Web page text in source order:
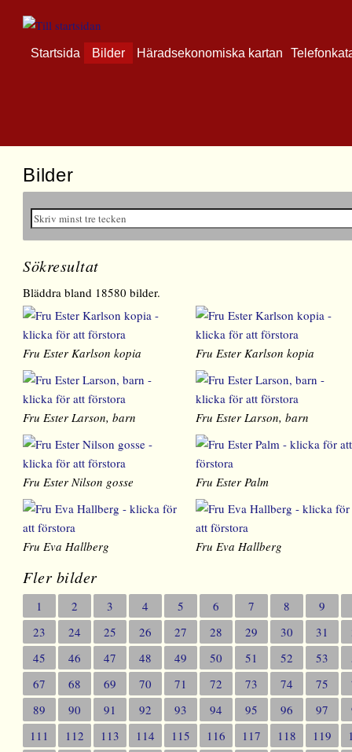
Startsida Bilder Häradsekonomiska kartan
Bilder
Sökresultat
Bläddra bland 18580 bilder.
Fru Ester Karlson kopia Fru Ester Karlson kopia
Fru Ester Larson, barn Fru Ester Larson, barn
Fru Ester Nilson gosse Fru Ester Palm
Fru Eva Hallberg Fru Eva Hallberg
Fler bilder
1 2 3 4 5 6 7 8 9
23
24 25 26 27 28 29 30 31
45
46 47 48 49 50 51 52 53
67
68 69 70 71 72 73 74 75
89
90 91 92 93 94 95 96 97
111
112 113 114 115 116 117 118 119